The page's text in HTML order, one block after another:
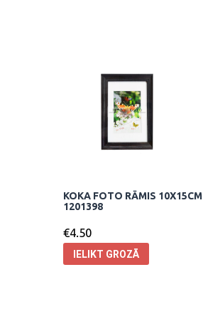
KOKA FOTO RĀMIS 10X15CM
1201398
€4.50
IELIKT GROZĀ